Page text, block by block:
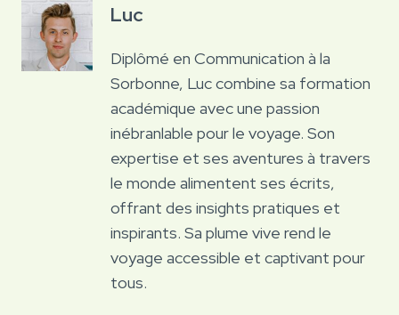
Luc
Diplômé en Communication à la
Sorbonne, Luc combine sa formation
académique avec une passion
inébranlable pour le voyage. Son
expertise et ses aventures à travers
le monde alimentent ses écrits,
offrant des insights pratiques et
inspirants. Sa plume vive rend le
voyage accessible et captivant pour
tous.